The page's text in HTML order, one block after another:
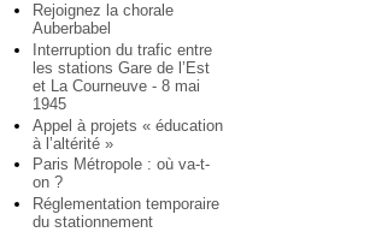
Rejoignez la chorale
Auberbabel
Interruption du trafic entre
les stations Gare de l’Est
et La Courneuve - 8 mai
1945
Appel à projets « éducation
à l’altérité »
Paris Métropole : où va-t-
on ?
Réglementation temporaire
du stationnement